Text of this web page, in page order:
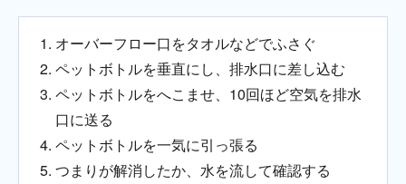
オーバーフロー口をタオルなどでふさぐ
ペットボトルを垂直にし、排水口に差し込む
ペットボトルをへこませ、10回ほど空気を排水
口に送る
ペットボトルを一気に引っ張る
つまりが解消したか、水を流して確認する